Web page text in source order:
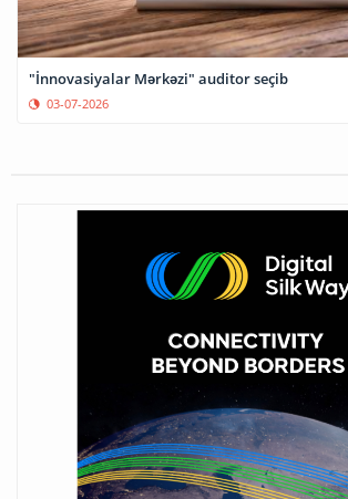
"İnnovasiyalar Mərkəzi" auditor seçib
03-07-2026